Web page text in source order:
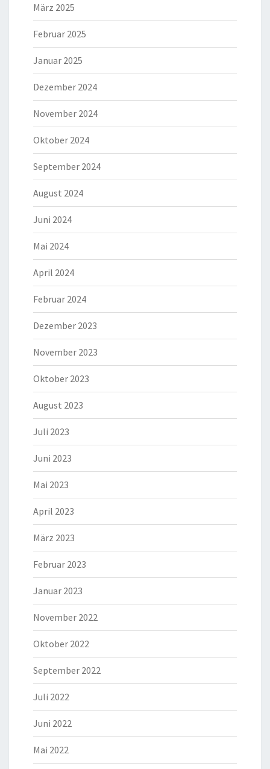
März 2025
Februar 2025
Januar 2025
Dezember 2024
November 2024
Oktober 2024
September 2024
August 2024
Juni 2024
Mai 2024
April 2024
Februar 2024
Dezember 2023
November 2023
Oktober 2023
August 2023
Juli 2023
Juni 2023
Mai 2023
April 2023
März 2023
Februar 2023
Januar 2023
November 2022
Oktober 2022
September 2022
Juli 2022
Juni 2022
Mai 2022